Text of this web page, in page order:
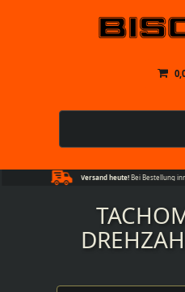
Versand heute!Bei Bestellung